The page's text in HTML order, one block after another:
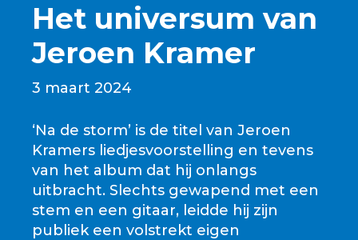
Het universum van
Jeroen Kramer
3 maart 2024
‘Na de storm’ is de titel van Jeroen
Kramers liedjesvoorstelling en tevens
van het album dat hij onlangs
uitbracht. Slechts gewapend met een
stem en een gitaar, leidde hij zijn
publiek een volstrekt eigen